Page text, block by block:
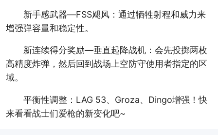
新手感武器—FSS飓风：通过牺牲射程和威力来
增强弹容量和稳定性。
新连续得分奖励—垂直起降战机：会先投掷两枚
高精度炸弹，然后回到战场上空防守使用者指定的区
域。
平衡性调整：LAG 53、Groza、Dingo增强！快
来看看战士们爱枪的新变化吧~